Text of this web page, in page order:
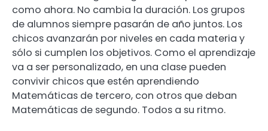
como ahora. No cambia la duración. Los grupos
de alumnos siempre pasarán de año juntos. Los
chicos avanzarán por niveles en cada materia y
sólo si cumplen los objetivos. Como el aprendizaje
va a ser personalizado, en una clase pueden
convivir chicos que estén aprendiendo
Matemáticas de tercero, con otros que deban
Matemáticas de segundo. Todos a su ritmo.